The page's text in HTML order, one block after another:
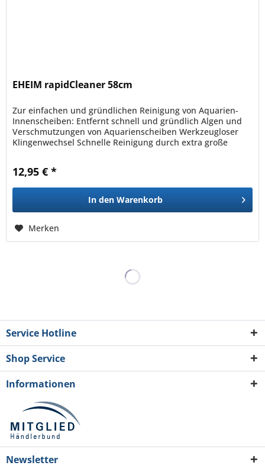
EHEIM rapidCleaner 58cm
Zur einfachen und gründlichen Reinigung von Aquarien-
Innenscheiben: Entfernt schnell und gründlich Algen und
Verschmutzungen von Aquarienscheiben Werkzeugloser
Klingenwechsel Schnelle Reinigung durch extra große
12,95 € *
In den Warenkorb
Merken
Service Hotline
Shop Service
Informationen
Newsletter